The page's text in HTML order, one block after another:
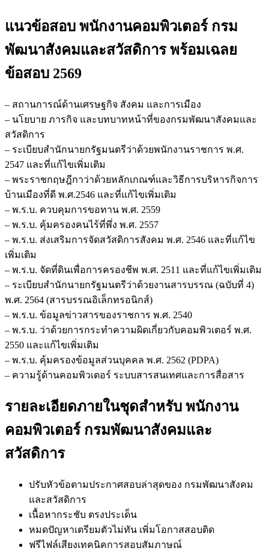
แนวข้อสอบ พนักงานคอมพิวเตอร์ กรม
พัฒนาสังคมและสวัสดิการพร้อมเฉลย
ข้อสอบ 2569
– สถานการณ์ด้านเศรษฐกิจ สังคม และการเมือง
– นโยบาย ภารกิจ และบทบาทหน้าที่ของกรมพัฒนาสังคมและ
สวัสดิการ
– ระเบียบสำนักนายกรัฐมนตรีว่าด้วยพนักงานราชการ พ.ศ.
2547 และที่แก้ไขเพิ่มเติม
– พระราชกฤษฎีกาว่าด้วยหลักเกณฑ์และวิธีการบริหารกิจการ
บ้านเมืองที่ดี พ.ศ.2546 และที่แก้ไขเพิ่มเติม
– พ.ร.บ. ควบคุมการขอทาน พ.ศ. 2559
– พ.ร.บ. คุ้มครองคนไร้ที่พึ่ง พ.ศ. 2557
– พ.ร.บ. ส่งเสริมการจัดสวัสดิการสังคม พ.ศ. 2546 และที่แก้ไข
เพิ่มเติม
– พ.ร.บ. จัดที่ดินเพื่อการครองชีพ พ.ศ. 2511 และที่แก้ไขเพิ่มเติม
– ระเบียบสำนักนายกรัฐมนตรีว่าด้วยงานสารบรรณ (ฉบับที่ 4)
พ.ศ. 2564 (สารบรรณอิเล็กทรอนิกส์)
– พ.ร.บ. ข้อมูลข่าวสารของราชการ พ.ศ. 2540
– พ.ร.บ. ว่าด้วยการกระทำความผิดเกี่ยวกับคอมพิวเตอร์ พ.ศ.
2550 และแก้ไขเพิ่มเติม
– พ.ร.บ. คุ้มครองข้อมูลส่วนบุคคล พ.ศ. 2562 (PDPA)
– ความรู้ด้านคอมพิวเตอร์ ระบบสารสนเทศและการสื่อสาร
รายละเอียดภายในชุดสำหรับ พนักงาน
คอมพิวเตอร์ กรมพัฒนาสังคมและ
สวัสดิการ
ปรับหัวข้อตามประกาศสอบล่าสุดของ กรมพัฒนาสังคม
และสวัสดิการ
เนื้อหากระชับ ตรงประเด็น
หมดปัญหาเตรียมตัวไม่ทัน เพิ่มโอกาสสอบติด
ฟรีไฟล์เสียงเทคนิคการสอบสัมภาษณ์